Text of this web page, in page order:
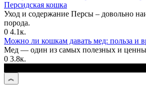
Персидская кошка
Уход и содержание Персы – довольно
порода.
0 4.1к.
Можно ли кошкам давать мед: польза и
Мед — один из самых полезных и
0 3.8к.